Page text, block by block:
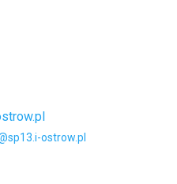
ostrow.pl